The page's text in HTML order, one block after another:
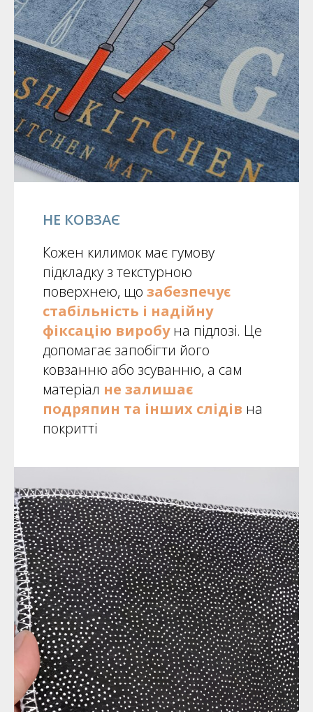
НЕ КОВЗАЄ
Кожен килимок має гумову
підкладку з текстурною
поверхнею, що забезпечує
стабільність і надійну
фіксацію виробуна підлозі. Це
допомагає запобігти його
ковзанню або зсуванню, а сам
матеріал не залишає
подряпин та інших слідів на
покритті